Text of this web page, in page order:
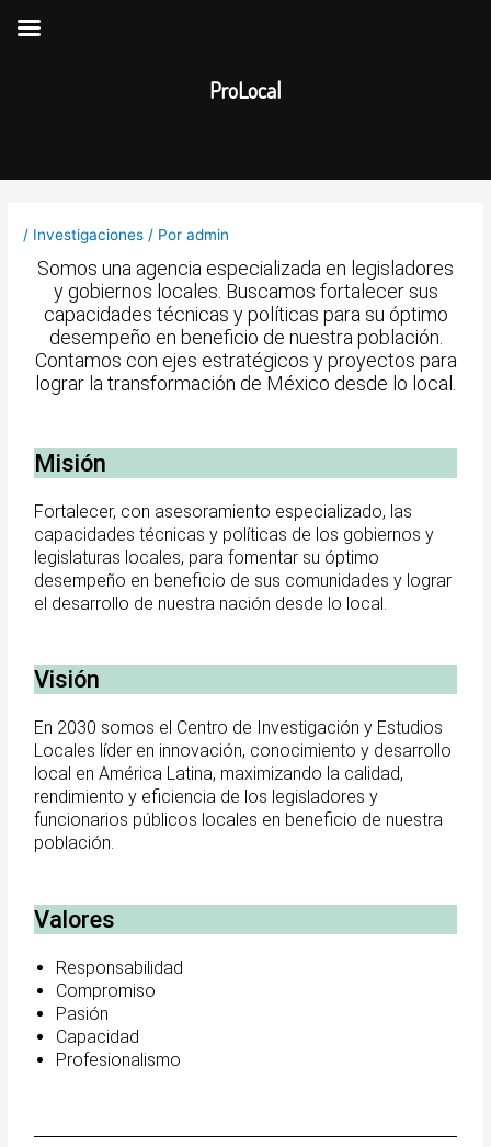
/ Investigaciones / Poradmin
Somos una agencia especializada en legisladores
y gobiernos locales. Buscamos fortalecer sus
capacidades técnicas y políticas para su óptimo
desempeño en beneficio de nuestra población.
Contamos con ejes estratégicos y proyectos para
lograr la transformación de México desde lo local.
Misión
Fortalecer, con asesoramiento especializado, las
capacidades técnicas y políticas de los gobiernos y
legislaturas locales, para fomentar su óptimo
desempeño en beneficio de sus comunidades y lograr
el desarrollo de nuestra nación desde lo local.
Visión
En 2030 somos el Centro de Investigación y Estudios
Locales líder en innovación, conocimiento y desarrollo
local en América Latina, maximizando la calidad,
rendimiento y eficiencia de los legisladores y
funcionarios públicos locales en beneficio de nuestra
población.
Valores
Responsabilidad
Compromiso
Pasión
Capacidad
Profesionalismo
entradas
ProLocal